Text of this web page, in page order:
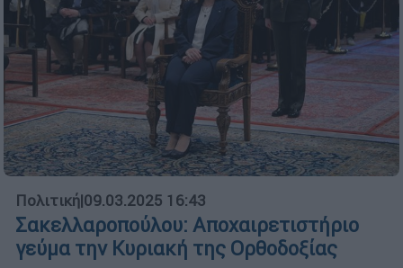
Πολιτική|09.03.2025 16:43
Σακελλαροπούλου: Αποχαιρετιστήριο
γεύμα την Κυριακή της Ορθοδοξίας